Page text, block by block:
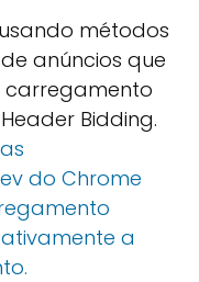
métodos
anúncios que
carregamento
Bidding.
as
do Chrome
a